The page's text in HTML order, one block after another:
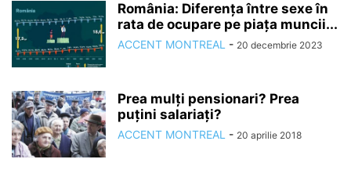
România: Diferența între sexe în
rata de ocupare pe piața muncii...
ACCENT MONTREAL - 20 decembrie 2023
Prea mulți pensionari? Prea
puțini salariați?
ACCENT MONTREAL - 20 aprilie 2018